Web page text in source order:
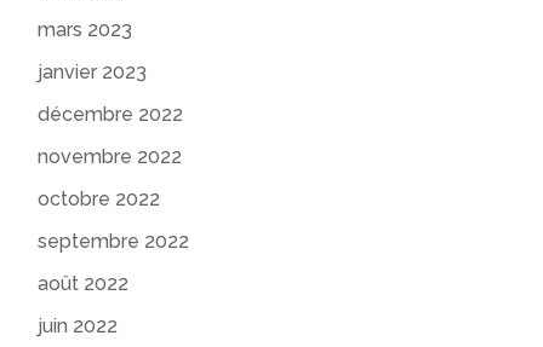
mars 2023
janvier 2023
décembre 2022
novembre 2022
octobre 2022
septembre 2022
août 2022
juin 2022